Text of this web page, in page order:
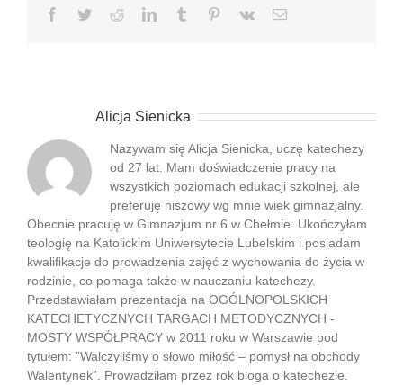
Facebook
TwitterRedditLinkedInTumblr Pinterest
Vk Email
Alicja Sienicka
Nazywam się Alicja Sienicka, uczę katechezy
od 27 lat. Mam doświadczenie pracy na
wszystkich poziomach edukacji szkolnej, ale
preferuję niszowy wg mnie wiek gimnazjalny.
Obecnie pracuję w Gimnazjum nr 6 w Chełmie. Ukończyłam
teologię na Katolickim Uniwersytecie Lubelskim i posiadam
kwalifikacje do prowadzenia zajęć z wychowania do życia w
rodzinie, co pomaga także w nauczaniu katechezy.
Przedstawiałam prezentacja na OGÓLNOPOLSKICH
KATECHETYCZNYCH TARGACH METODYCZNYCH -
MOSTY WSPÓŁPRACY w 2011 roku w Warszawie pod
tytułem: ”Walczyliśmy o słowo miłość – pomysł na obchody
Walentynek”. Prowadziłam przez rok bloga o katechezie.